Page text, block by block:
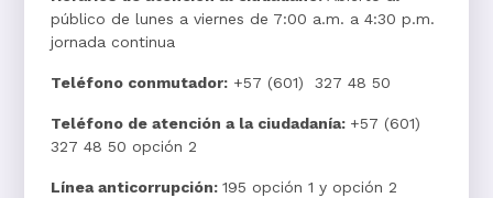
público de lunes a viernes de 7:00 a.m. a 4:30 p.m.
jornada continua
Teléfono conmutador: +57 (601) 327 48 50
Teléfono de atención a la ciudadanía: +57 (601)
327 48 50 opción 2
Línea anticorrupción:195 opción 1 y opción 2